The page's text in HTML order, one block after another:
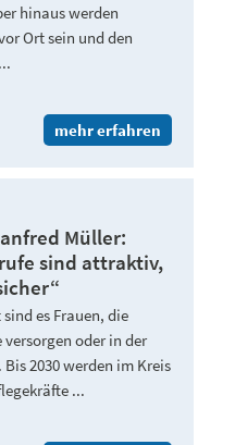
hinaus werden
Ort sein und den
mehr erfahren
Müller:
sind attraktiv,
es Frauen, die
oder in der
2030 werden im Kreis
...